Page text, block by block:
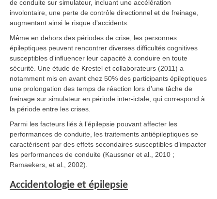
de conduite sur simulateur, incluant une accélération
involontaire, une perte de contrôle directionnel et de freinage,
augmentant ainsi le risque d'accidents.
Même en dehors des périodes de crise, les personnes
épileptiques peuvent rencontrer diverses difficultés cognitives
susceptibles d'influencer leur capacité à conduire en toute
sécurité. Une étude de Krestel et collaborateurs (2011) a
notamment mis en avant chez 50% des participants épileptiques
une prolongation des temps de réaction lors d’une tâche de
freinage sur simulateur en période inter-ictale, qui correspond à
la période entre les crises.
Parmi les facteurs liés à l’épilepsie pouvant affecter les
performances de conduite, les traitements antiépileptiques se
caractérisent par des effets secondaires susceptibles d’impacter
les performances de conduite (Kaussner et al., 2010 ;
Ramaekers, et al., 2002).
Accidentologie et épilepsie